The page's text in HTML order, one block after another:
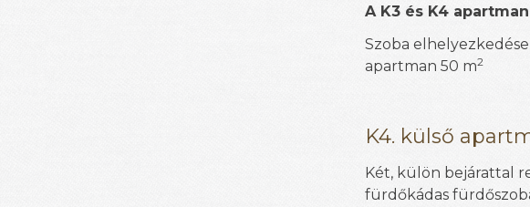
A K3 és K4
Szoba
apartman 50 m2
K4. külső
Két, külön bejárattal
fürdőkádas